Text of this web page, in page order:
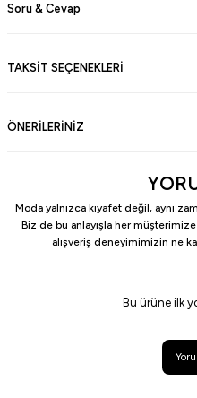
Soru & Cevap
TAKSİT SEÇENEKLERİ
ÖNERİLERİNİZ
Moda yalnızca kıyafet değil, aynı
Biz de bu anlayışla her
alışveriş deneyimimizin ne
Bu ürüne ilk